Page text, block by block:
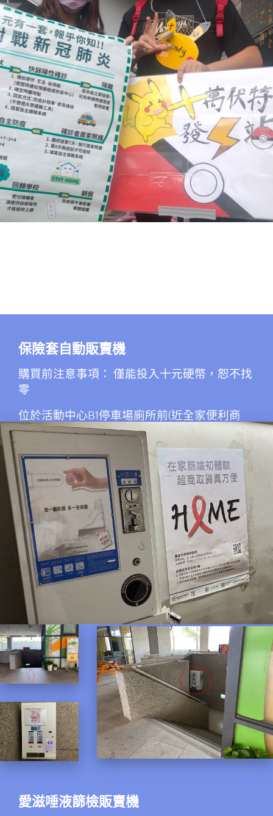
保險套自動販賣機
購買前注意事項： 僅能投入十元硬幣，恕不找
零
位於活動中心B1停車場廁所前(近全家便利商
店)
愛滋唾液篩檢販賣機